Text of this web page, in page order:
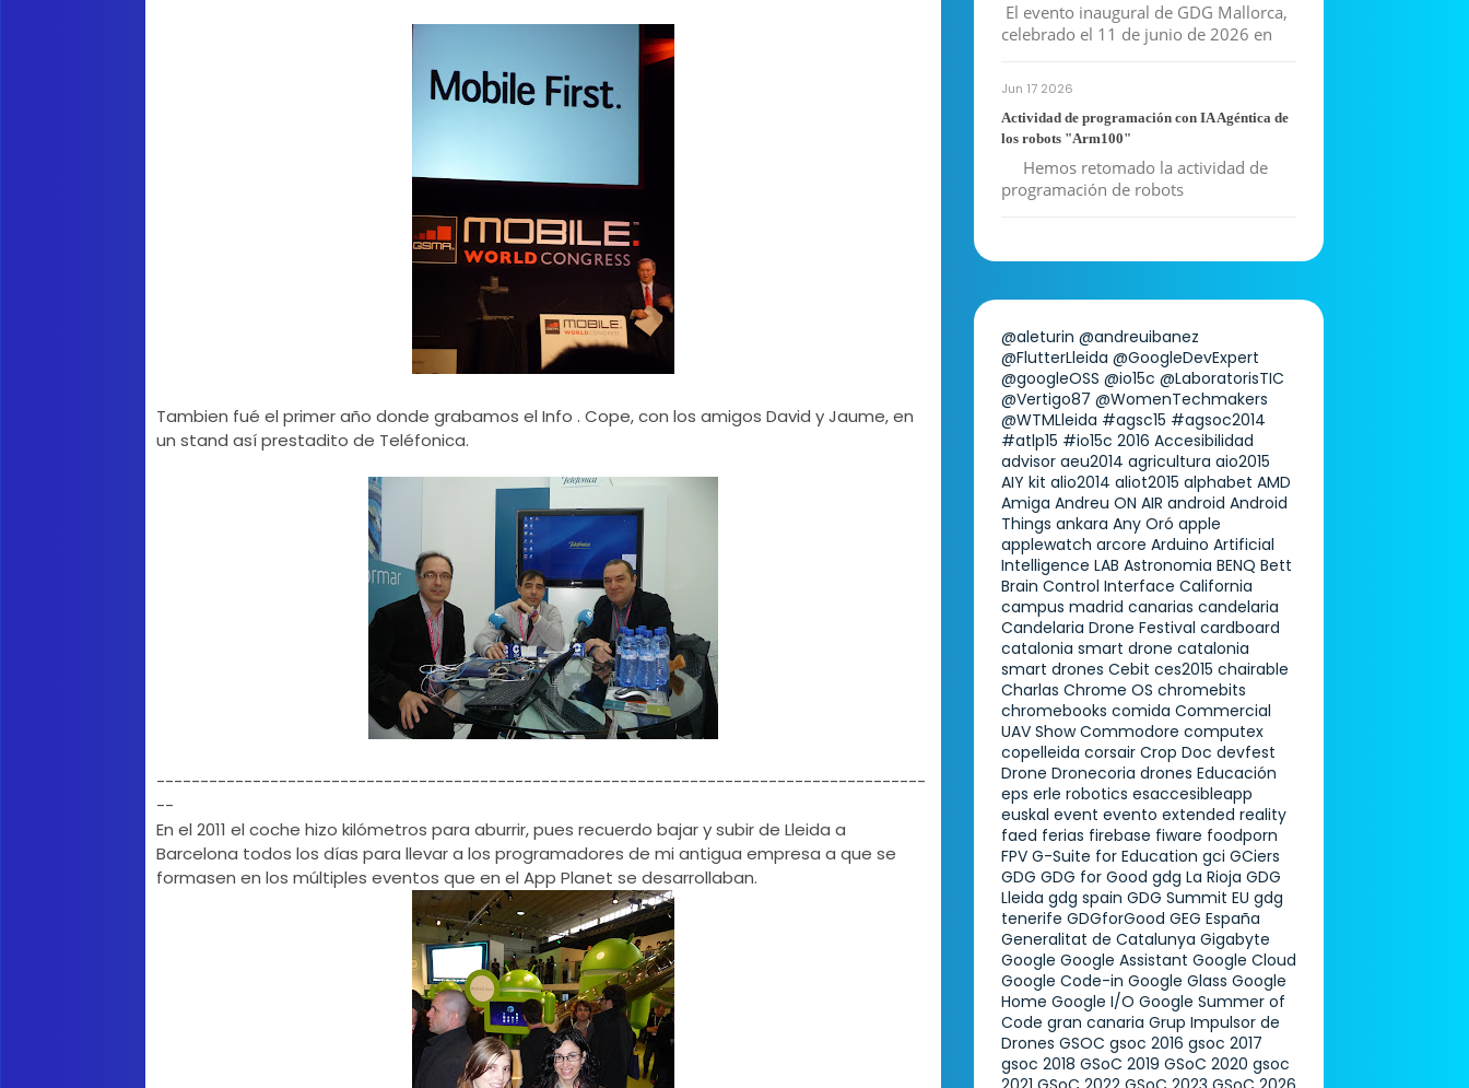
Tambien fué el primer año donde grabamos el Info . Cope, con los amigos David y Jaume, en
un stand así prestadito de Teléfonica.
----------------------------------------------------------------------------------------
--
En el 2011 el coche hizo kilómetros para aburrir, pues recuerdo bajar y subir de Lleida a
Barcelona todos los días para llevar a los programadores de mi antigua empresa a que se
formasen en los múltiples eventos que en el App Planet se desarrollaban.
El evento inaugural de GDG Mallorca,
celebrado el 11 de junio de 2026 en
Jun 17 2026
Actividad de programación con IA Agéntica de
los robots "Arm100"
Hemos retomado la actividad de
programación de robots
@aleturin @andreuibanez
@FlutterLleida @GoogleDevExpert
@googleOSS @io15c @LaboratorisTIC
@Vertigo87 @WomenTechmakers
@WTMLleida #agsc15 #agsoc2014
#atlp15 #io15c 2016 Accesibilidad
advisor aeu2014 agricultura aio2015
AIY kit alio2014 aliot2015 alphabet AMD
Amiga Andreu ON AIR android Android
Things ankara Any Oró apple
applewatch arcore Arduino Artificial
Intelligence LAB Astronomia BENQ Bett
Brain Control Interface California
campus madrid canarias candelaria
Candelaria Drone Festival cardboard
catalonia smart drone catalonia
smart drones Cebit ces2015 chairable
Charlas Chrome OS chromebits
chromebooks comida Commercial
UAV Show Commodore computex
copelleida corsair Crop Doc devfest
Drone Dronecoria drones Educación
eps erle robotics esaccesibleapp
euskal event evento extended reality
faed ferias firebase fiware foodporn
FPV G-Suite for Education gci GCiers
GDG GDG for Good gdg La Rioja GDG
Lleida gdg spain GDG Summit EU gdg
tenerife GDGforGood GEG España
Generalitat de Catalunya Gigabyte
Google Google Assistant Google Cloud
Google Code-in Google Glass Google
Home Google I/O Google Summer of
Code gran canaria Grup Impulsor de
Drones GSOC gsoc 2016 gsoc 2017
gsoc 2018 GSoC 2019 GSoC 2020 gsoc